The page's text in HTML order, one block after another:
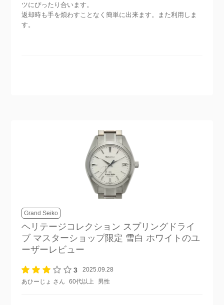
ツにぴったり合います。
返却時も手を煩わすことなく簡単に出来ます。また利用しま
す。
Grand Seiko
ヘリテージコレクション スプリングドライ
ブ マスターショップ限定 雪白 ホワイト のユ
ーザーレビュー
3
2025.09.28
あひーじょ さん
60代以上 男性